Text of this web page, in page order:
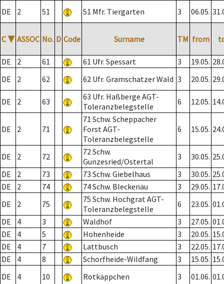
DE
2 51 51 Mfr. Tiergarten 3 06.05.
C ▼ ASSOC No. D Code Surname TM from
DE 2 61 61 Ufr. Spessart 3 19.05.
DE
2 62 62 Ufr. Gramschatzer Wald 3 20.05.
DE 2 63
63 Ufr. Haßberge AGT-
Toleranzbelegstelle
6 12.05.
DE 2 71
71 Schw. Scheppacher
Forst AGT-
Toleranzbelegstelle
6 15.05.
DE 2 72
72 Schw.
Gunzesried/Ostertal
3 30.05.
DE
2 73 73 Schw. Giebelhaus 3 30.05.
DE
2 74 74 Schw. Bleckenau 3 29.05.
DE
2 75
75 Schw. Hochgrat AGT-
Toleranzbelegstelle
6 23.05.
DE
4 3 Waldhof 3 27.05.
DE
4 5 Hohenheide 3 20.05.
DE
4 7 Lattbusch 3 22.05.
DE
4 8 Schorfheide-Wildfang 3 15.05.
DE
4 10 Rotkäppchen 3 01.06.